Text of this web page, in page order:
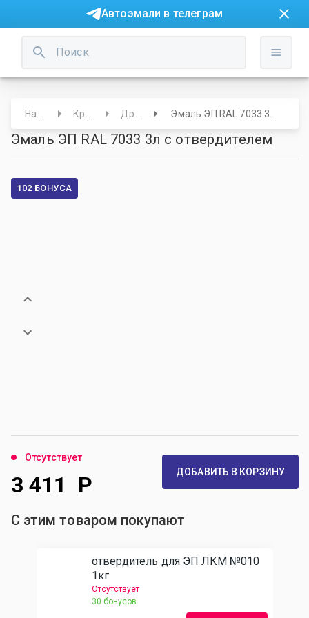
Автоэмали в телеграм
Эмаль ЭП RAL 7033 3л с отвердителем
102 БОНУСА
Отсутствует
3 411 Р ДОБАВИТЬ В КОРЗИНУ
С этим товаром покупают
отвердитель для ЭП ЛКМ №010
1кг
Отсутствует
30 бонусов